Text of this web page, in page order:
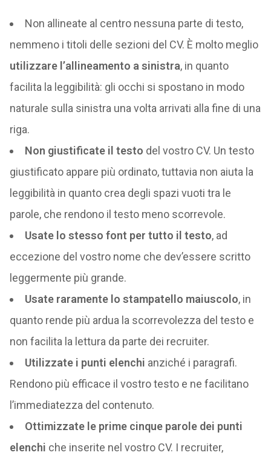
Non allineate al centro nessuna parte di testo,
nemmeno i titoli delle sezioni del CV. È molto meglio
utilizzare l’allineamento a sinistra, in quanto
facilita la leggibilità: gli occhi si spostano in modo
naturale sulla sinistra una volta arrivati alla fine di una
riga.
Non giustificate il testo del vostro CV. Un testo
giustificato appare più ordinato, tuttavia non aiuta la
leggibilità in quanto crea degli spazi vuoti tra le
parole, che rendono il testo meno scorrevole.
Usate lo stesso font per tutto il testo, ad
eccezione del vostro nome che dev’essere scritto
leggermente più grande.
Usate raramente lo stampatello maiuscolo, in
quanto rende più ardua la scorrevolezza del testo e
non facilita la lettura da parte dei recruiter.
Utilizzate i punti elenchi anziché i paragrafi.
Rendono più efficace il vostro testo e ne facilitano
l’immediatezza del contenuto.
Ottimizzate le prime cinque parole dei punti
elenchi che inserite nel vostro CV. I recruiter,